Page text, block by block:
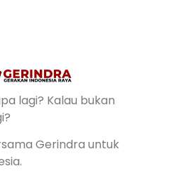
lagi? Kalau bukan
Gerindra untuk